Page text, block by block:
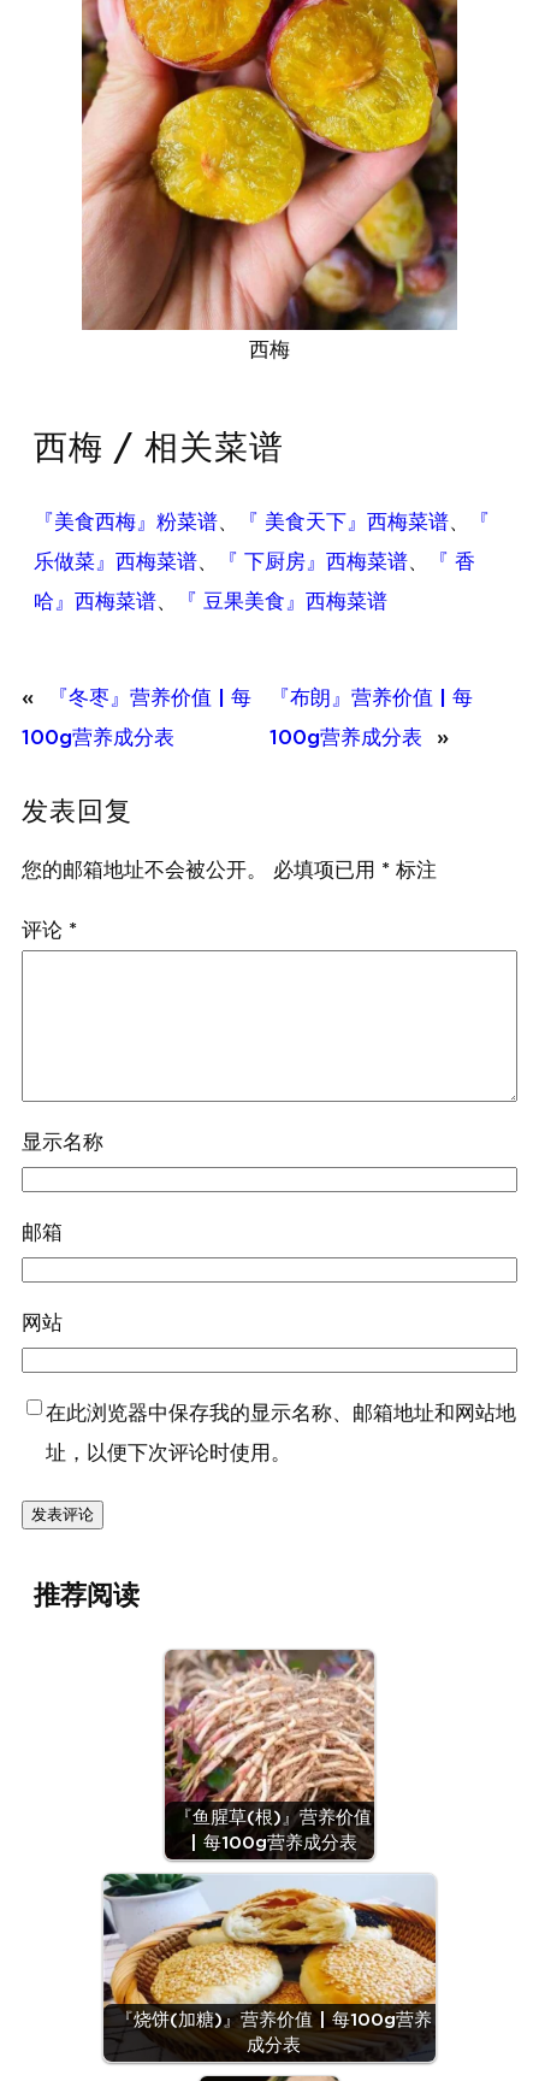
西梅
西梅 / 相关菜谱
『美食西梅』粉菜谱、 『 美食天下』西梅菜谱、
『
乐做菜』西梅菜谱、 『 下厨房』西梅菜谱、
『 香
哈』西梅菜谱、 『 豆果美食』西梅菜谱
«
『冬枣』营养价值 | 每
100g营养成分表
『布朗』营养价值 | 每
100g营养成分表
»
发表回复
您的邮箱地址不会被公开。 必填项已用 * 标注
评论 *
显示名称
邮箱
网站
在此浏览器中保存我的显示名称、邮箱地址和网站地
址，以便下次评论时使用。
推荐阅读
『鱼腥草(根)』营养价值
| 每100g营养成分表
『烧饼(加糖)』营养价值 | 每100g营养
成分表